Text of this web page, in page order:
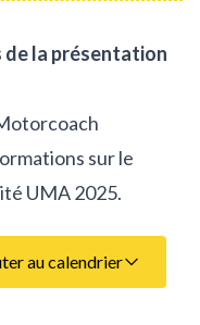
la présentation
sur le
UMA 2025.
au calendrier